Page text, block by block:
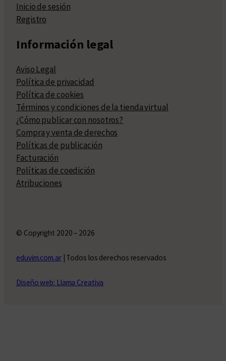
Inicio de sesión
Registro
Información legal
Aviso Legal
Política de privacidad
Política de cookies
Términos y condiciones de la tienda virtual
¿Cómo publicar con nosotros?
Compra y venta de derechos
Políticas de publicación
Facturación
Políticas de coedición
Atribuciones
© Copyright 2020 – 2026
eduvim.com.ar| Todos los derechos reservados
Diseño web: Llama Creativa